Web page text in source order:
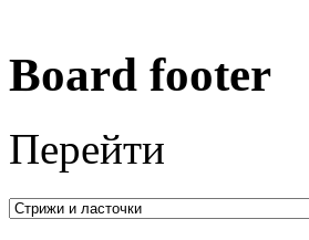
Board footer
Перейти